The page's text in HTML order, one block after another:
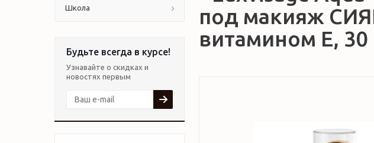
Школа
Будьте всегда в курсе!
Узнавайте о скидках и
новостях первым
под макияж
витамином Е, 30